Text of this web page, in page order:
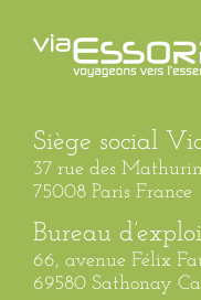
Siège social
37 rue des
75008 Paris France
Bureau
66, avenue Félix
69580 Sathonay